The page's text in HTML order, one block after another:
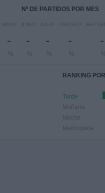
Nº DE PARTIDOS POR MES
MAYO
-
- %
JUNIO
-
- %
JULIO
-
- %
AGOSTO
-
- %
-
- %
RANKING
Tarde
Mañana
Noche
Madrugada